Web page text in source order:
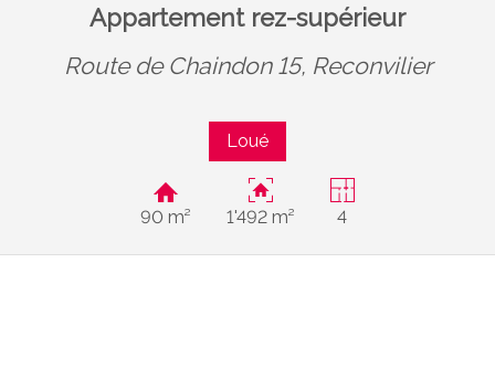
Appartement rez-supérieur
Route de Chaindon 15, Reconvilier
Loué
90 m² 1'492 m² 4